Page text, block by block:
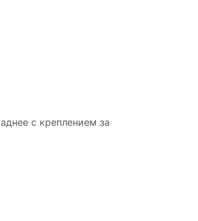
с креплением за